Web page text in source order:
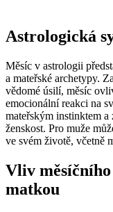
Astrologická
Měsíc v astrologii
a mateřské archetypy.
vědomé úsilí, měsíc
emocionální reakci na
mateřským instinktem
ženskost. Pro muže
ve svém životě, včetně
Vliv
matkou